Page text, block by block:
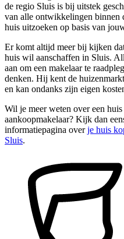
de regio Sluis is bij uitstek
van alle ontwikkelingen binnen
huis uitzoeken op basis van
Er komt altijd meer bij kijken
huis wil aanschaffen in Sluis.
aan om een makelaar te
denken. Hij kent de
en kan ondanks zijn eigen
Wil je meer weten over een
aankoopmakelaar? Kijk dan
informatiepagina overje huis
Sluis.